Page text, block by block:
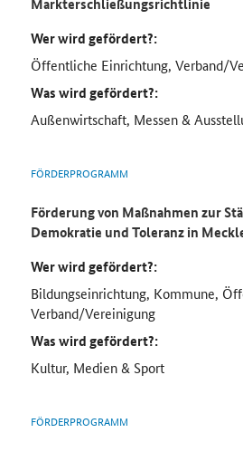
Wer wird gefördert?:
Öffentliche Einrichtung, Verband/
Was wird gefördert?:
Außenwirtschaft, Messen &
FÖRDERPROGRAMM
Förderung von Maßnahmen zur
Demokratie und Toleranz in
Wer wird gefördert?:
Bildungseinrichtung, Kommune,
Verband/Vereinigung
Was wird gefördert?:
Kultur, Medien & Sport
FÖRDERPROGRAMM